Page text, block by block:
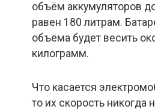
объём аккумуляторов
равен 180 литрам.
объёма будет весить
килограмм.
Что касается
то их скорость никогда